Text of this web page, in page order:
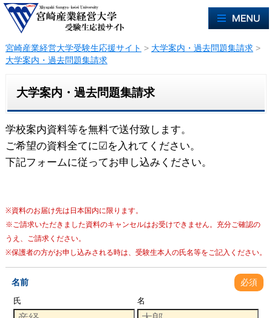
宮崎産業経営大学受験生応援サイト > 大学案内・過去問題集請求 >
大学案内・過去問題集請求
大学案内・過去問題集請求
学校案内資料等を無料で送付致します。
ご希望の資料全てに☑を入れてください。
下記フォームに従ってお申し込みください。
※資料のお届け先は日本国内に限ります。
※ご請求いただきました資料のキャンセルはお受けできません。充分ご確認の
うえ、ご請求ください。
※保護者の方がお申し込みされる時は、受験生本人の氏名等をご記入ください。
名前 必須
氏 名